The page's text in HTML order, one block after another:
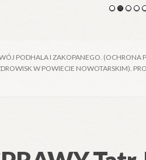
PODHALA I ZAKOPANEGO. (OCHRONA
W POWIECIE NOWOTARSKIM).